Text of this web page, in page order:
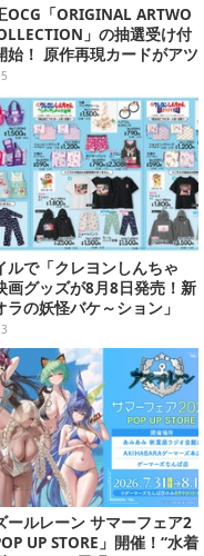
OCG「ORIGINAL ARTWO
」の抽選受け付
始！ 原作再現カードがアツ
シャルパック
ルで「クレヨンしんちゃ
画グッズが8月8日発売！新
ラの妖怪バケ～ション」
ヘンダーランド」「暗黒タ
」などをフィーチャー
ールレーン サマーフェア2
UP STORE」開催！“水着